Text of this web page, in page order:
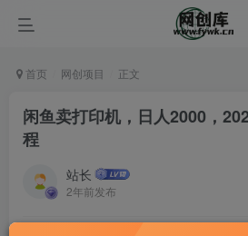
首页 网创项目 正文
闲鱼卖打印机，日人2000，
程
站长
2年前发布